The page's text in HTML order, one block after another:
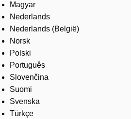
Magyar
Nederlands
Nederlands (België)
Norsk
Polski
Português
Slovenčina
Suomi
Svenska
Türkçe